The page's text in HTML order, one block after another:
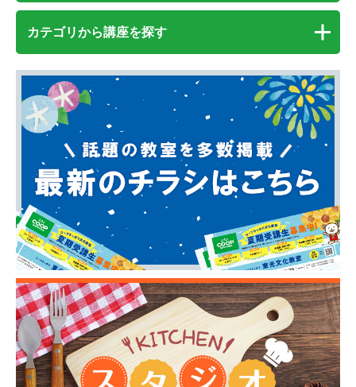
カテゴリから講座を探す